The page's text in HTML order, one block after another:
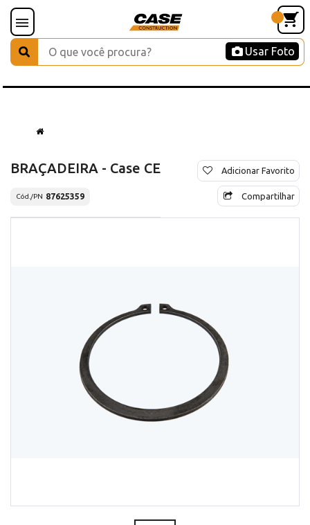
Usar Foto
BRAÇADEIRA - Case CE
Cód./PN 87625359
Adicionar Favorito
Compartilhar